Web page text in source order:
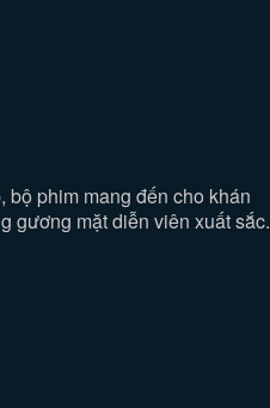
phim mang đến cho khán
gương mặt diễn viên xuất sắc.